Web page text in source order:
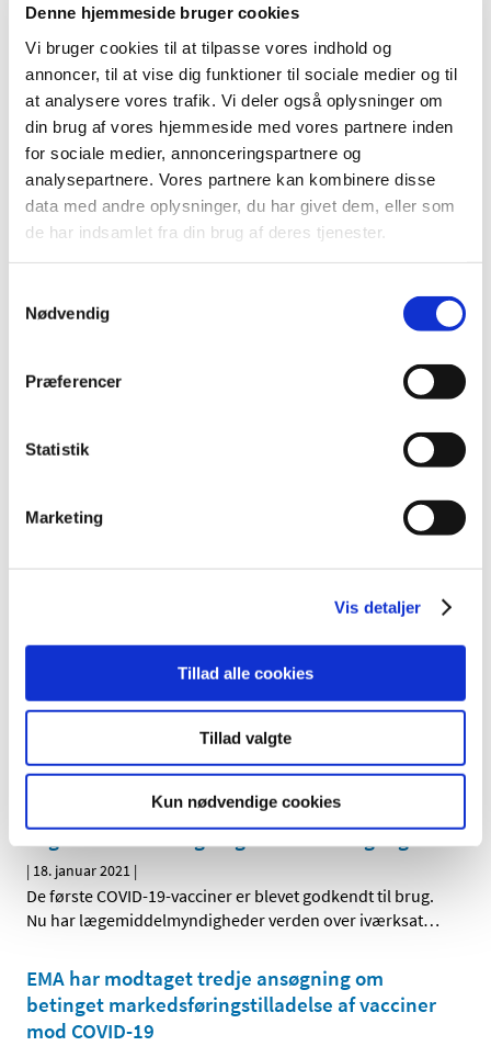
Denne hjemmeside bruger cookies
Vi bruger cookies til at tilpasse vores indhold og
annoncer, til at vise dig funktioner til sociale medier og til
at analysere vores trafik. Vi deler også oplysninger om
din brug af vores hjemmeside med vores partnere inden
for sociale medier, annonceringspartnere og
analysepartnere. Vores partnere kan kombinere disse
data med andre oplysninger, du har givet dem, eller som
de har indsamlet fra din brug af deres tjenester.
Nødvendig
Præferencer
Statistik
Marketing
Vis detaljer
Tillad alle cookies
Tillad valgte
Kun nødvendige cookies
”Actavis”, Hycamtin, OxyContin, Reltebon,
Orionox, Coxynon, Oxycodonhydrochlorid
”Lannacher”
|27. januar 2021|
Forsyningsvanskeligheder for tetracyclin ”Actavis”,
Hycamtin, OxyContin, Reltebon, Orionox, Coxynon,
Forsyningsvanskeligheder for tetracyclin
”Actavis”, Hycamtin, OxyContin, Reltebon,
Orionox, Coxynon, Oxycodonhydrochlorid
|27. januar 2021
Hycamtin, OxyContin, Reltebon, Orionox, Coxynon,
…
”Actavis”, Hycamtin, OxyContin, Reltebon,
”Lannacher”
Forsyningsvanskeligheder for tetracyclin ”Actavis”,
Cancermedicin udgjorde den største andel af
godkendt ny medicin i 2020
|27. januar 2021|
Selv om fokus de seneste måneder har været på
godkendelse af COVID-19-vacciner, udgør de en meget
COVID-19-vaccinerne: Verdens største
lægemiddelovervågnings-indsats er i gang
| 18. januar 2021 |
De første COVID-19-vacciner er blevet godkendt til brug.
Nu har lægemiddelmyndigheder verden over iværksat…
EMA har modtaget tredje ansøgning om
betinget markedsføringstilladelse af vacciner
mod COVID-19